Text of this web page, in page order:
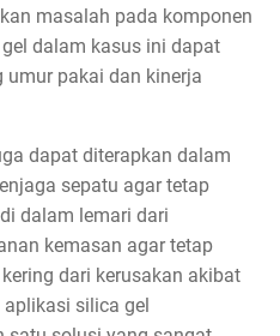
masalah pada komponen
dalam kasus ini dapat
pakai dan kinerja
dapat diterapkan dalam
sepatu agar tetap
dalam lemari dari
kemasan agar tetap
dari kerusakan akibat
aplikasi silica gel